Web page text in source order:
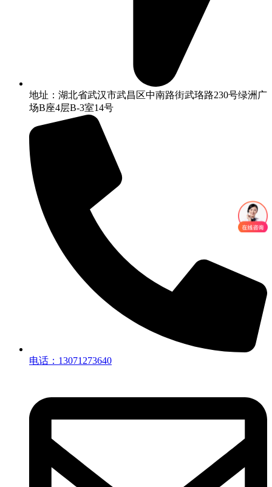
地址：湖北省武汉市武昌区中南路街武珞路230号绿洲广
场B座4层B-3室14号
电话：13071273640